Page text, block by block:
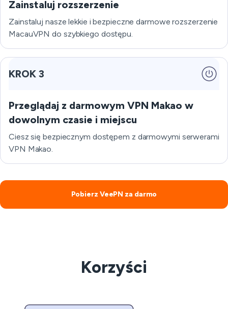
Zainstaluj rozszerzenie
Zainstaluj nasze lekkie i bezpieczne darmowe rozszerzenie
MacauVPN do szybkiego dostępu.
KROK 3
Przeglądaj z darmowym VPN Makao w
dowolnym czasie i miejscu
Ciesz się bezpiecznym dostępem z darmowymi serwerami
VPN Makao.
Pobierz VeePN za darmo
Korzyści